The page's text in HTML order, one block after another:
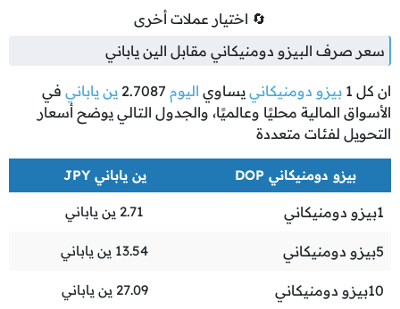
🔄 اختيار عملات أخرى
سعر صرف البيزو دومنيكاني مقابل الين ياباني
ان كل 1 بيزو دومنيكاني يساوي اليوم 2.7087 ين ياباني في
الأسواق المالية محليًا وعالميًا، والجدول التالي يوضح أسعار
التحويل لفئات متعددة
بيزو دومنيكاني DOP ين ياباني JPY
1بيزو دومنيكاني 2.71 ين ياباني
5بيزو دومنيكاني 13.54 ين ياباني
10بيزو دومنيكاني 27.09 ين ياباني